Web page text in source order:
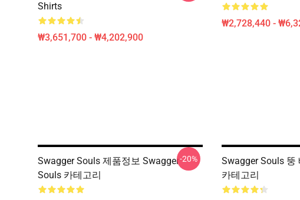
Shirts
₩3,651,700 - ₩4,202,900
₩2,728,440 -
Swagger Souls 제품정보 Swagger
Souls 카테고리
-20%
Swagger Souls 뚱
카테고리